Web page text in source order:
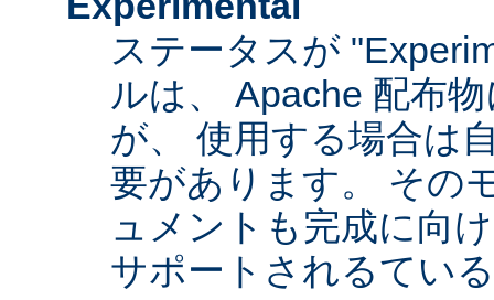
ステータスが
ルは、 Apache 配布
が、 使用する場合は
要があります。 その
ュメントも完成に向
サポートされるてい